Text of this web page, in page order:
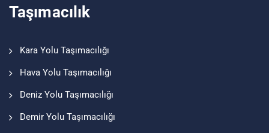
Taşımacılık
Kara Yolu Taşımacılığı
Hava Yolu Taşımacılığı
Deniz Yolu Taşımacılığı
Demir Yolu Taşımacılığı